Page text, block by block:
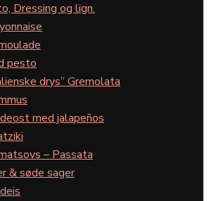
Dressing og lign.
pesto
drys” Gremolata
med jalapeños
– Passata
& søde sager